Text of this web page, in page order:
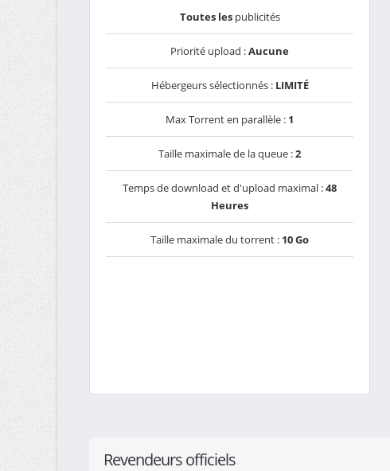
Toutes lespublicités
Priorité upload :Aucune
Hébergeurs sélectionnés : LIMITÉ
Max Torrent en parallèle : 1
Taille maximale de la queue :2
Temps de download et d'upload maximal :48
Heures
Taille maximale du torrent : 10 Go
Revendeurs officiels